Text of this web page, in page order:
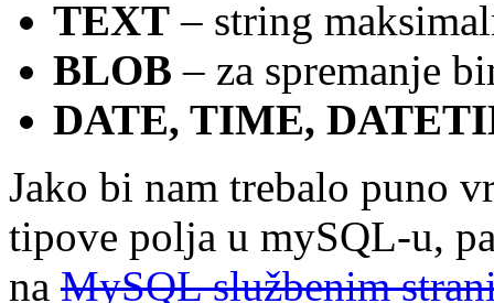
TEXT – string
BLOB – za spremanje
DATE, TIME,
Jako bi nam trebalo puno
tipove polja u mySQL-u,
na MySQL službenim